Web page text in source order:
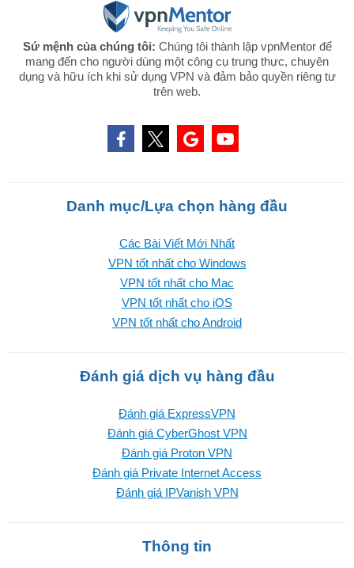
Sứ mệnh của chúng tôi: Chúng tôi thành lập vpnMentor để
mang đến cho người dùng một công cụ trung thực, chuyên
dụng và hữu ích khi sử dụng VPN và đảm bảo quyền riêng tư
trên web.
Danh mục/Lựa chọn hàng đầu
Các Bài Viết Mới Nhất
VPN tốt nhất cho Windows
VPN tốt nhất cho Mac
VPN tốt nhất cho iOS
VPN tốt nhất cho Android
Đánh giá dịch vụ hàng đầu
Đánh giá ExpressVPN
Đánh giá CyberGhost VPN
Đánh giá Proton VPN
Đánh giá Private Internet Access
Đánh giá IPVanish VPN
Thông tin